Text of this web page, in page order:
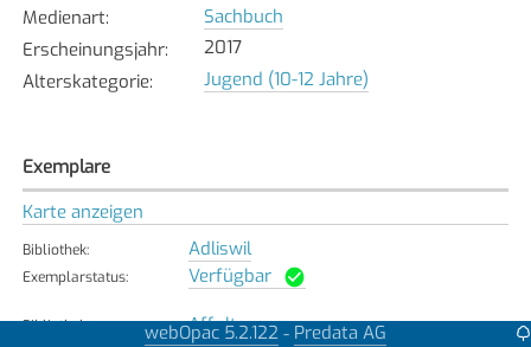
Medienart:
Sachbuch
Erscheinungsjahr:
2017
Alterskategorie: Jugend (10-12 Jahre)
Exemplare
Karte anzeigen
Bibliothek: Adliswil
Exemplarstatus: Verfügbar
Bibliothek: Affoltern
webOpac 5.2.122 - Predata AG